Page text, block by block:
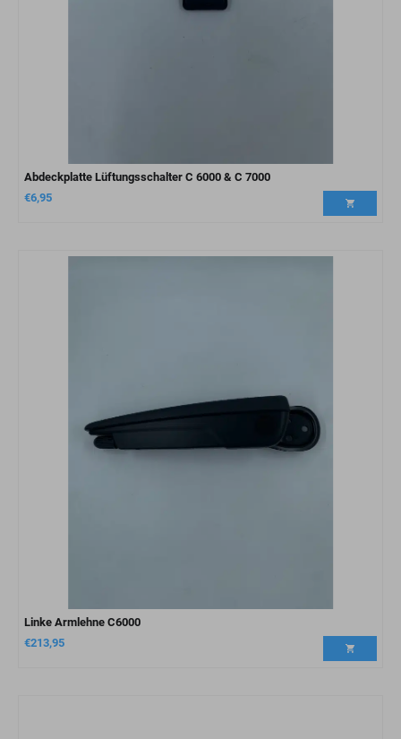
Abdeckplatte Lüftungsschalter C 6000 & C 7000
€6,95
Linke Armlehne C6000
€213,95